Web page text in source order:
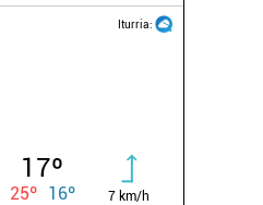
Iturria:
17º
25º 16º 7 km/h